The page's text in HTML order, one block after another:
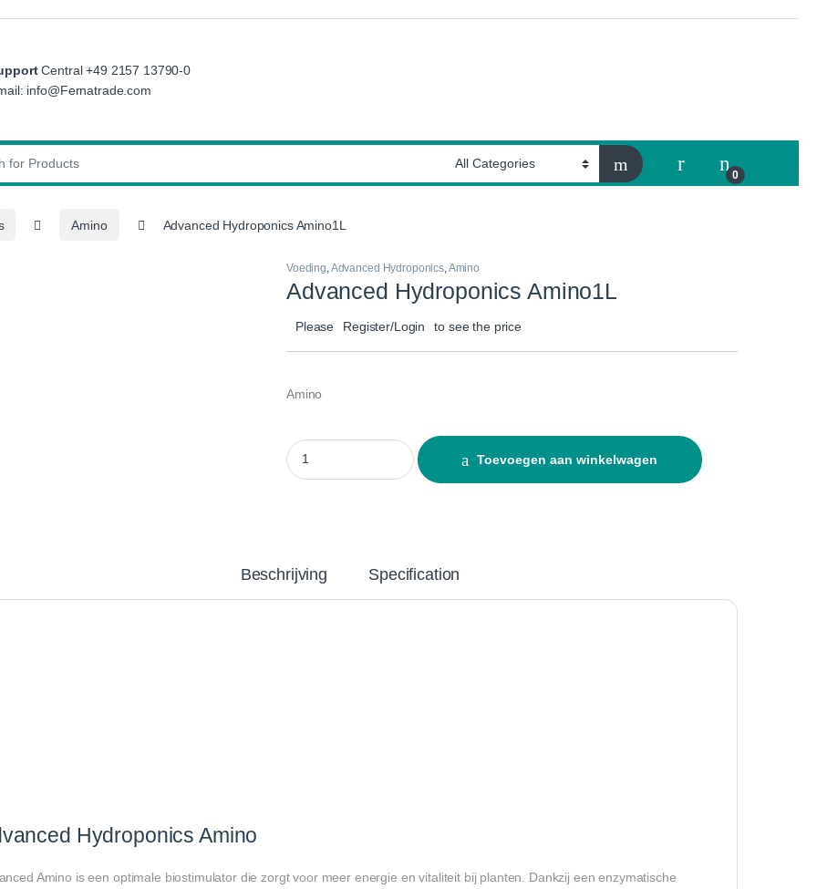
Central +49 2157 13790-0
info@Fernatrade.com
My Account
0
Amino Advanced Hydroponics Amino1L
Voeding,Advanced Hydroponics,Amino
Advanced Hydroponics Amino1L
Please Register/Login to see the price
Amino
Advanced Hydroponics Amino1L quantity
Toevoegen aan winkelwagen
Beschrijving Specification
Hydroponics Amino
Amino is een optimale biostimulator die zorgt voor meer energie en vitaliteit bij planten. Dankzij een enzymatische